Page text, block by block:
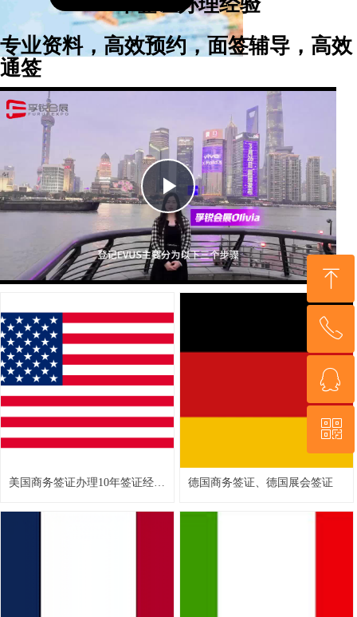
美国商务签证办理10年签证经验
德国商务签证、德国展会签证
专业资料，高效预约，面签辅导，高效
通签
Play
Video
ꁸ
回到顶部
ꂅ
15159248067
ꁗ
QQ客服
ꀥ
微信二维码